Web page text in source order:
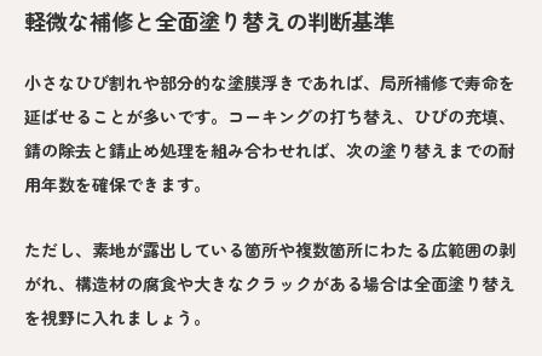
軽微な補修と全面塗り替えの判断基準
小さなひび割れや部分的な塗膜浮きであれば、局所補修で寿命を
延ばせることが多いです。コーキングの打ち替え、ひびの充填、
錆の除去と錆止め処理を組み合わせれば、次の塗り替えまでの耐
用年数を確保できます。
ただし、素地が露出している箇所や複数箇所にわたる広範囲の剥
がれ、構造材の腐食や大きなクラックがある場合は全面塗り替え
を視野に入れましょう。